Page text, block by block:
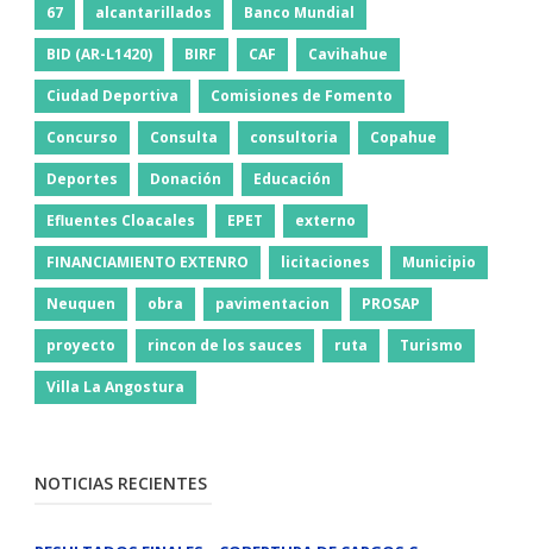
67 alcantarillados Banco Mundial
BID (AR-L1420) BIRF CAF Cavihahue
Ciudad Deportiva Comisiones de Fomento
Concurso Consulta consultoria Copahue
Deportes Donación Educación
Efluentes Cloacales EPET externo
FINANCIAMIENTO EXTENRO licitaciones Municipio
Neuquen obra pavimentacion PROSAP
proyecto rincon de los sauces ruta Turismo
Villa La Angostura
NOTICIAS RECIENTES